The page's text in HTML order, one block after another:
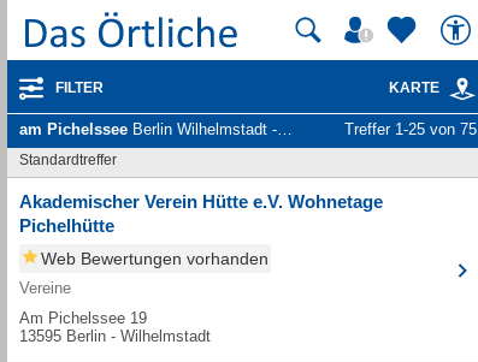
FILTER KARTE
am Pichelssee Berlin Wilhelmstadt - Unternehmen und Personen Treffer 1-25 von 75
Standardtreffer
Akademischer Verein Hütte e.V. Wohnetage
Pichelhütte
Web Bewertungen vorhanden
Vereine
Am Pichelssee 19
13595 Berlin - Wilhelmstadt